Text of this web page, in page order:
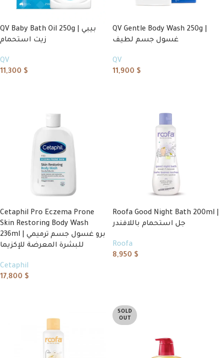
QV Baby Bath Oil 250g | بيبي
زيت استحمام
QV
11,300 $
QV Gentle Body Wash 250g |
غسول جسم لطيف
QV
11,900 $
Cetaphil Pro Eczema Prone
Skin Restoring Body Wash
236ml | برو غسول جسم ترميمي
للبشرة المعرضة للإكزيما
Cetaphil
17,800 $
Roofa Good Night Bath 200ml |
جل استحمام باللافندر
Roofa
8,950 $
SOLD
OUT